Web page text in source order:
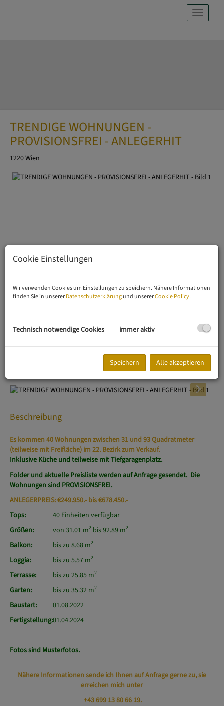
TRENDIGE WOHNUNGEN -
PROVISIONSFREI - ANLEGERHIT
1220 Wien
Beschreibung
Es kommen 40 Wohnungen zwischen 31 und 93 Quadratmeter
(teilweise mit Freifläche) im 22. Bezirk zum Verkauf.
Inklusive Küche und teilweise mit Tiefgaragenplatz.
Folder und aktuelle Preisliste werden auf Anfrage gesendet. Die
Wohnungen sind PROVISIONSFREI.
ANLEGERPREIS: €249.950.- bis €678.450.-
Tops:
40 Einheiten verfügbar
Größen:
von 31.01 m2 bis 92.89 m2
Balkon: bis zu 8.68 m2
Loggia: bis zu 5.57 m2
Terrasse: bis zu 25.85 m2
Garten: bis zu 35.32 m2
Baustart:
01.08.2022
Fertigstellung:01.04.2024
Fotos sind Musterfotos.
Nähere Informationen sende ich Ihnen auf Anfrage gerne zu, sie
erreichen mich unter
+43 699 13 80 66 19.
Cookie Einstellungen
Wir verwenden Cookies um Einstellungen zu speichern. Nähere Informationen
finden Sie in unsererDatenschutzerklärungund unsererCookie Policy.
Technisch notwendige Cookies immer aktiv
Speichern Alle akzeptieren